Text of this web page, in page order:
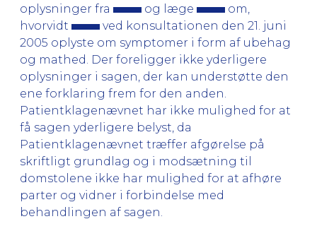
oplysninger fra
og læge
om,
hvorvidt
ved konsultationen den 21. juni
2005 oplyste om symptomer i form af ubehag
og mathed. Der foreligger ikke yderligere
oplysninger i sagen, der kan understøtte den
ene forklaring frem for den anden.
Patientklagenævnet har ikke mulighed for at
få sagen yderligere belyst, da
Patientklagenævnet træffer afgørelse på
skriftligt grundlag og i modsætning til
domstolene ikke har mulighed for at afhøre
parter og vidner i forbindelse med
behandlingen af sagen.